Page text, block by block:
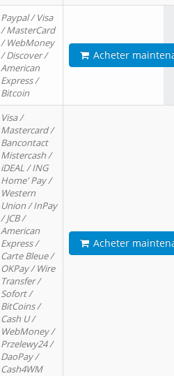
Paypal / Visa
/ MasterCard
/ WebMoney
/ Discover /
American
Express /
Bitcoin
Acheter
Visa /
Mastercard /
Bancontact
Mistercash /
iDEAL / ING
Home' Pay /
Western
Union / InPay
/ JCB /
American
Express /
Carte Bleue /
OKPay / Wire
Transfer /
Sofort /
BitCoins /
Cash U /
WebMoney /
Przelewy24 /
DaoPay /
Cash4WM
Acheter